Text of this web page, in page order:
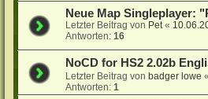
Neue Map Singleplayer:
Letzter Beitrag von Pet«
Antworten:16
NoCD for HS2 2.02b
Letzter Beitrag vonbadger lowe
Antworten:1